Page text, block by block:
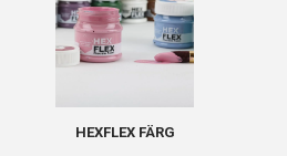
HEXFLEX FÄRG